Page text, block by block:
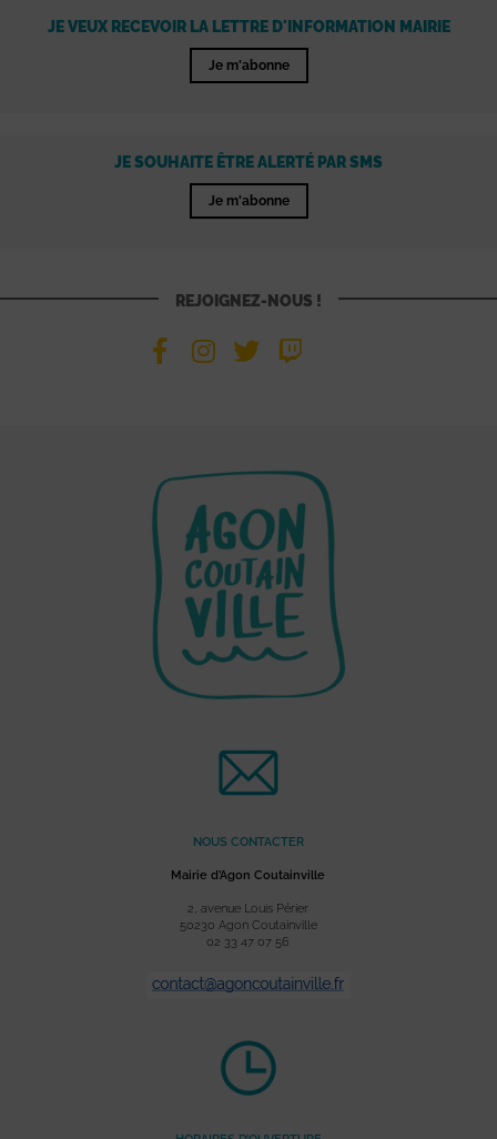
JE VEUX RECEVOIR LA LETTRE D'INFORMATION MAIRIE
Je m'abonne
JE SOUHAITE ÊTRE ALERTÉ PAR SMS
Je m'abonne
REJOIGNEZ-NOUS !
NOUS CONTACTER
Mairie d’Agon Coutainville
2, avenue Louis Périer
50230 Agon Coutainville
02 33 47 07 56